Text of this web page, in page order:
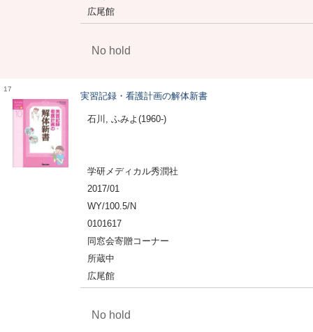
広尾館
No hold
17
実習記録・看護計画の解体新書
石川, ふみよ(1960-)
学研メディカル秀潤社
2017/01
WY/100.5/N
0101617
同窓会寄贈コーナー
所蔵中
広尾館
No hold